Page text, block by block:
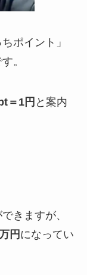
ポイント」
。
＝1円 と案内
きますが、
円になってい